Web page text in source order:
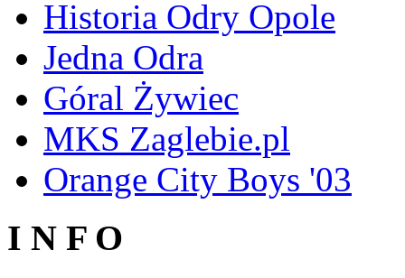
Historia Odry Opole
Jedna Odra
Góral Żywiec
MKS Zaglebie.pl
Orange City Boys '03
I N F O